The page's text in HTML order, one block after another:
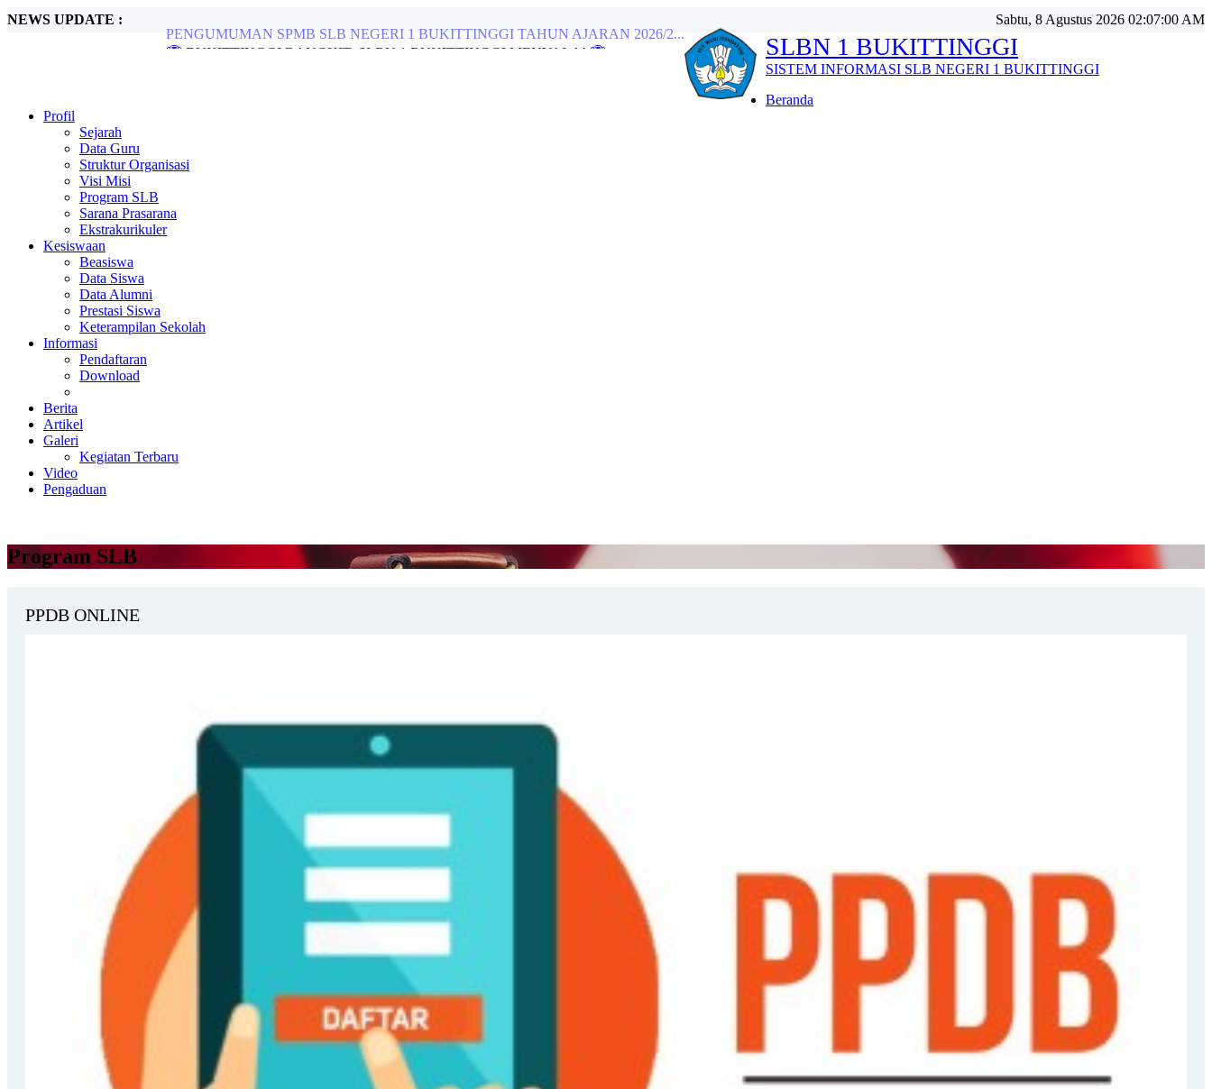
NEWS UPDATE :
🏆 BUKITTINGGI BANGKIT, SLBN 1 BUKITTINGGI MENYALA! 🏆...
Sabtu, 8 Agustus 2026 02:07:02 AM
SLBN 1 BUKITTINGGI
SISTEM INFORMASI SLB NEGERI 1 BUKITTINGGI
Beranda
Profil
Sejarah
Data Guru
Struktur Organisasi
Visi Misi
Program SLB
Sarana Prasarana
Ekstrakurikuler
Kesiswaan
Beasiswa
Data Siswa
Data Alumni
Prestasi Siswa
Keterampilan Sekolah
Informasi
Pendaftaran
Download
Berita
Artikel
Galeri
Kegiatan Terbaru
Video
Pengaduan
Program SLB
PPDB ONLINE